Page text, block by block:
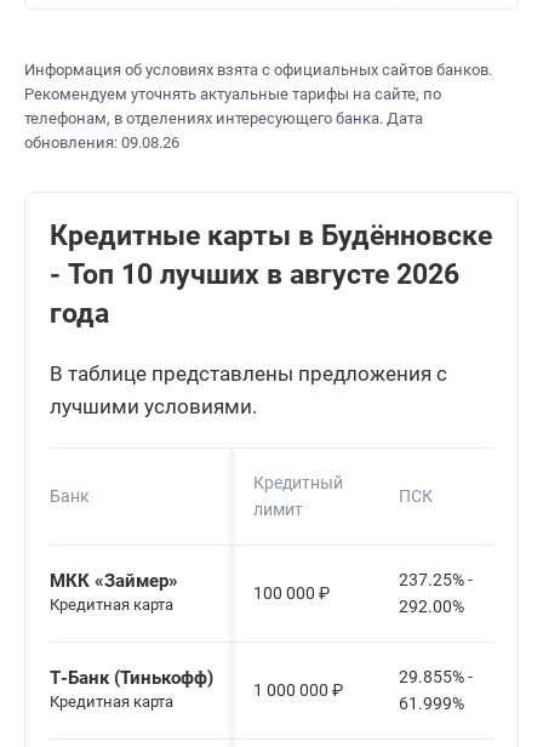
Информация об условиях взята с официальных сайтов банков.
Рекомендуем уточнять актуальные тарифы на сайте, по
телефонам, в отделениях интересующего банка. Дата
обновления: 09.08.26
Кредитные карты в Будённовске
- Топ 10 лучших в августе 2026
года
В таблице представлены предложения с
лучшими условиями.
Банк
Кредитный
лимит
ПСК
МКК «Займер»
Кредитная карта
100 000 ₽
237.25% -
292.00%
Т-Банк (Тинькофф)
Кредитная карта
1 000 000 ₽
29.855% -
61.999%